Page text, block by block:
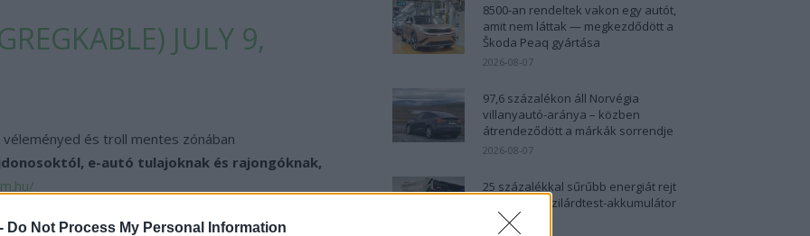
Do Not Process My Personal Information
JULY 9,
és troll mentes zónában
e-autó tulajoknak és rajongóknak,
8500-an rendeltek vakon egy autót,
amit nem láttak — megkezdődött a
Škoda Peaq gyártása
2026-08-07
97,6 százalékon áll Norvégia
villanyautó-aránya – közben
átrendeződött a márkák sorrendje
2026-08-07
25 százalékkal sűrűbb energiát rejt
az európai szilárdtest-akkumulátor
2026-08-07